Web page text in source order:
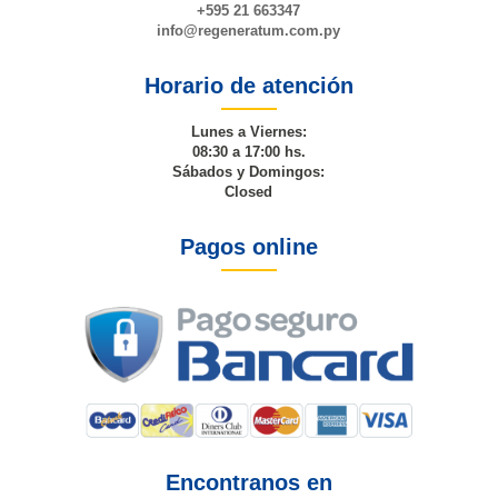
+595 21 663347
info@regeneratum.com.py
Horario de atención
Lunes a Viernes:
08:30 a 17:00 hs.
Sábados y Domingos:
Closed
Pagos online
Encontranos en